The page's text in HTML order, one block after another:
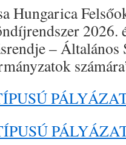
Hungarica
2026.
– Általános